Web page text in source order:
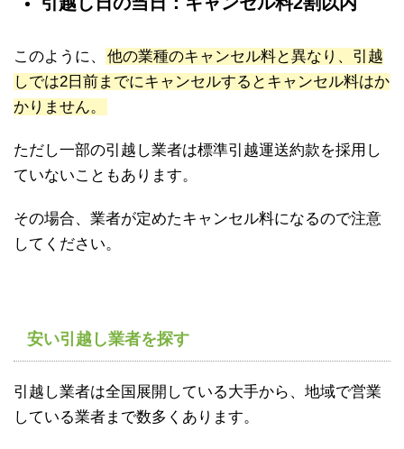
このように、
他の業種のキャンセル料と異なり、引越
しでは2日前までにキャンセルするとキャンセル料はか
かりません。
ただし一部の引越し業者は標準引越運送約款を採用し
ていないこともあります。
その場合、業者が定めたキャンセル料になるので注意
してください。
安い引越し業者を探す
引越し業者は全国展開している大手から、地域で営業
している業者まで数多くあります。